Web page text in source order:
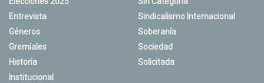
Entrevista
Géneros
Gremiales
Historia
Institucional
Sindicalismo Internacional
Soberanía
Sociedad
Solicitada